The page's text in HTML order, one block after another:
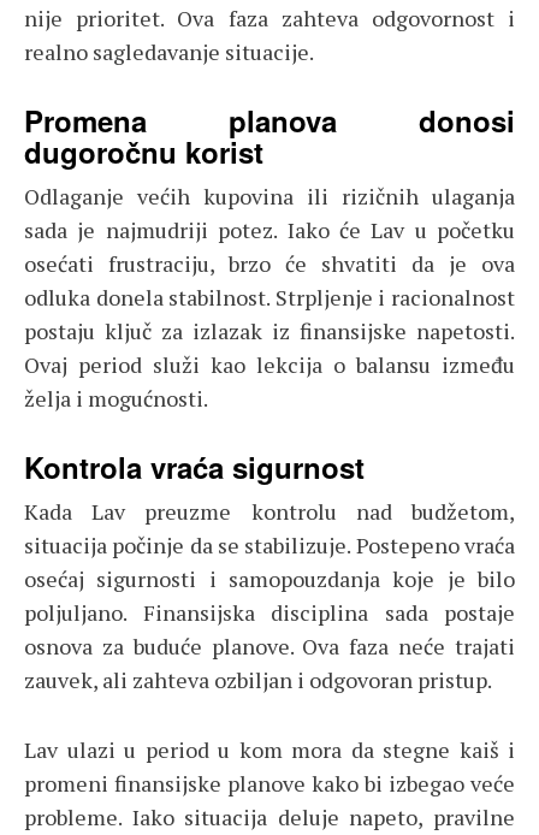
nije prioritet. Ova faza zahteva odgovornost i
realno sagledavanje situacije.
Promena planova donosi
dugoročnu korist
Odlaganje većih kupovina ili rizičnih ulaganja
sada je najmudriji potez. Iako će Lav u početku
osećati frustraciju, brzo će shvatiti da je ova
odluka donela stabilnost. Strpljenje i racionalnost
postaju ključ za izlazak iz finansijske napetosti.
Ovaj period služi kao lekcija o balansu između
želja i mogućnosti.
Kontrola vraća sigurnost
Kada Lav preuzme kontrolu nad budžetom,
situacija počinje da se stabilizuje. Postepeno vraća
osećaj sigurnosti i samopouzdanja koje je bilo
poljuljano. Finansijska disciplina sada postaje
osnova za buduće planove. Ova faza neće trajati
zauvek, ali zahteva ozbiljan i odgovoran pristup.
Lav ulazi u period u kom mora da stegne kaiš i
promeni finansijske planove kako bi izbegao veće
probleme. Iako situacija deluje napeto, pravilne